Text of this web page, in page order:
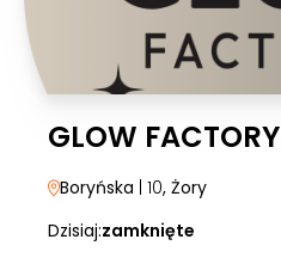
GLOW FACTORY
Boryńska | 10, Żory
Dzisiaj:zamknięte